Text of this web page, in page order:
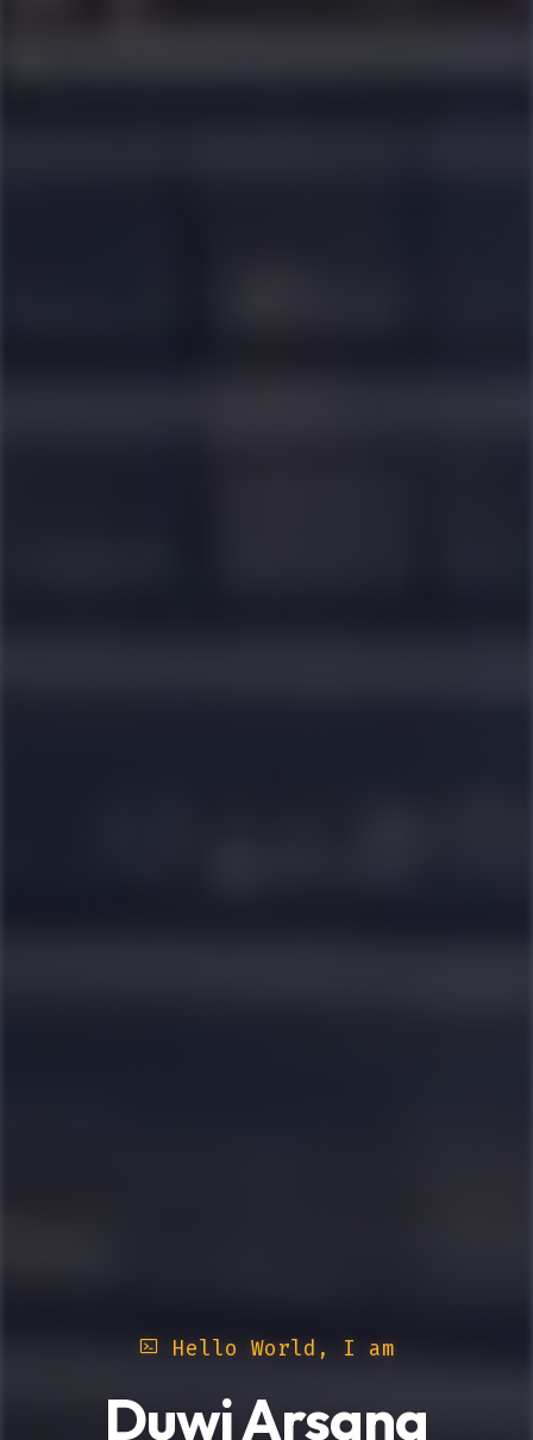
Hello World, I am
Duwi Arsana